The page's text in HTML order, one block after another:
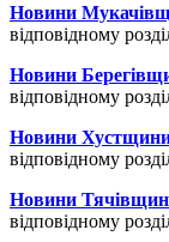
Новини
відповідному
Новини
відповідному
Новини
відповідному
Новини
відповідному